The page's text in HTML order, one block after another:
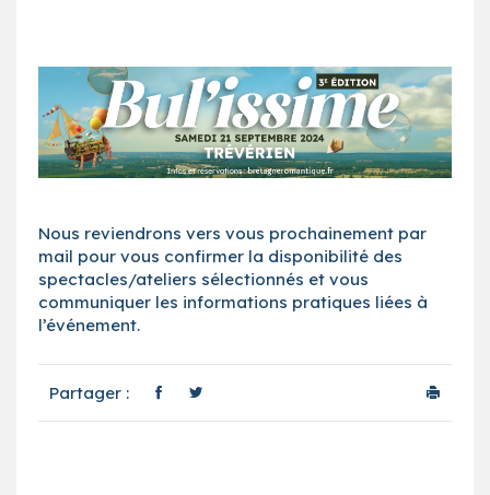
Nous reviendrons vers vous prochainement par
mail pour vous confirmer la disponibilité des
spectacles/ateliers sélectionnés et vous
communiquer les informations pratiques liées à
l’événement.
Partager :